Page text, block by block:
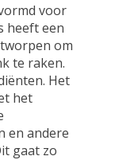
voor
heeft een
om
te raken.
Het
het
en andere
gaat zo